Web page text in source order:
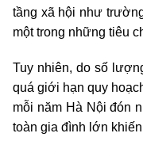
tầng xã hội như
một trong những tiêu
Tuy nhiên, do số
quá giới hạn quy
mỗi năm Hà Nội đón
toàn gia đình lớn